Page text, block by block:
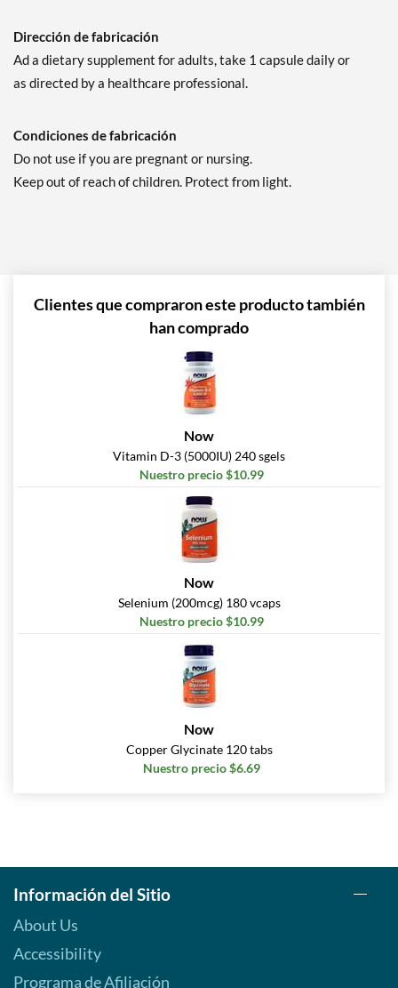
Dirección de fabricación
Ad a dietary supplement for adults, take 1 capsule daily or
as directed by a healthcare professional.
Condiciones de fabricación
Do not use if you are pregnant or nursing.
Keep out of reach of children. Protect from light.
Clientes que compraron este producto también
han comprado
Now
Vitamin D-3 (5000IU) 240 sgels
Nuestro precio $10.99
Now
Selenium (200mcg) 180 vcaps
Nuestro precio $10.99
Now
Copper Glycinate 120 tabs
Nuestro precio $6.69
Información del Sitio
About Us
Accessibility
Programa de Afiliación